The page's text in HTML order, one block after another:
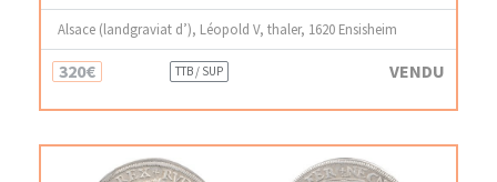
Alsace (landgraviat d’), Léopold V, thaler, 1620 Ensisheim
320€ TTB / SUP VENDU